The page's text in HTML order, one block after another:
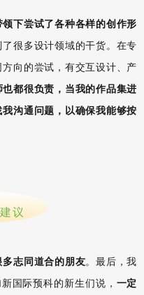
下尝试了各种各样的创作形
很多设计领域的干货。在专
向的尝试，有交互设计、产
都很负责，当我的作品集进
沟通问题，以确保我能够按
议
志同道合的朋友。最后，我
国际预科的新生们说， 一定